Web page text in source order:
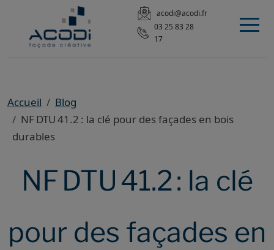
acodi@acodi.fr
03 25 83 28
17
Accueil
Blog
NF DTU 41.2 : la clé pour des façades en bois
durables
NF DTU 41.2 : la clé
pour des façades en